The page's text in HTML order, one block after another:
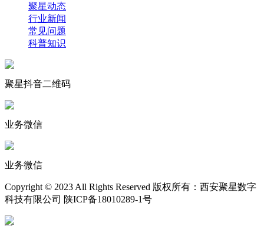
聚星动态
行业新闻
常见问题
科普知识
聚星抖音二维码
业务微信
业务微信
Copyright © 2023 All Rights Reserved 版权所有：西安聚星数字
科技有限公司 陕ICP备18010289-1号